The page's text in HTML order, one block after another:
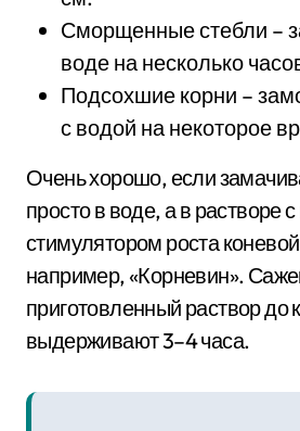
Сморщенные стебли –
воде на несколько
Подсохшие корни –
с водой на некоторое
Очень хорошо, если
просто в воде, а в растворе
стимулятором роста
например, «Корневин».
приготовленный раствор до
выдерживают 3–4 часа.